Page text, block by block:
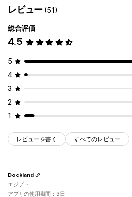
レビュー (51)
総合評価
4.5
5
4
3
2
1
レビューを書く すべてのレビュー
Dockland
エジプト
アプリの使用期間：3日